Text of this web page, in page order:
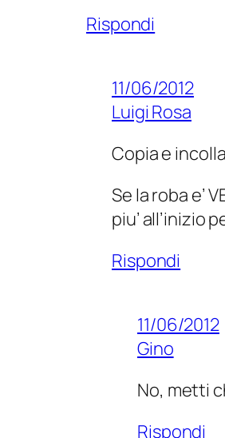
Rispondi
11/06/2012
Luigi Rosa
Copia e incolla
Se la roba e’
piu’ all’inizio
Rispondi
11/06/2012
Gino
No, metti
Rispondi